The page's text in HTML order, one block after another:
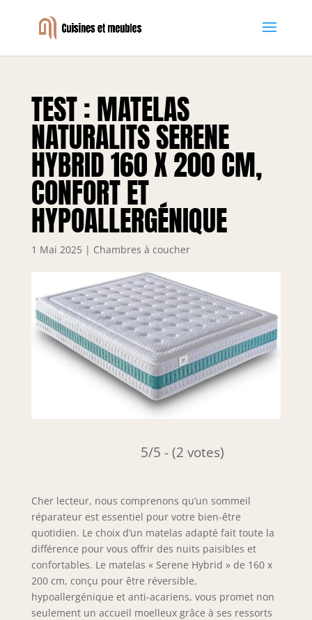
TEST : MATELAS
NATURALITS SERENE
HYBRID 160 X 200 CM,
CONFORT ET
HYPOALLERGÉNIQUE
1 Mai 2025 | Chambres à coucher
5/5 - (2 votes)
Cher lecteur, nous comprenons qu’un sommeil
réparateur est essentiel pour votre bien-être
quotidien. Le choix d’un matelas adapté fait toute la
différence pour vous offrir des nuits paisibles et
confortables. Le matelas « Serene Hybrid » de 160 x
200 cm, conçu pour être réversible,
hypoallergénique et anti-acariens, vous promet non
seulement un accueil moelleux grâce à ses ressorts